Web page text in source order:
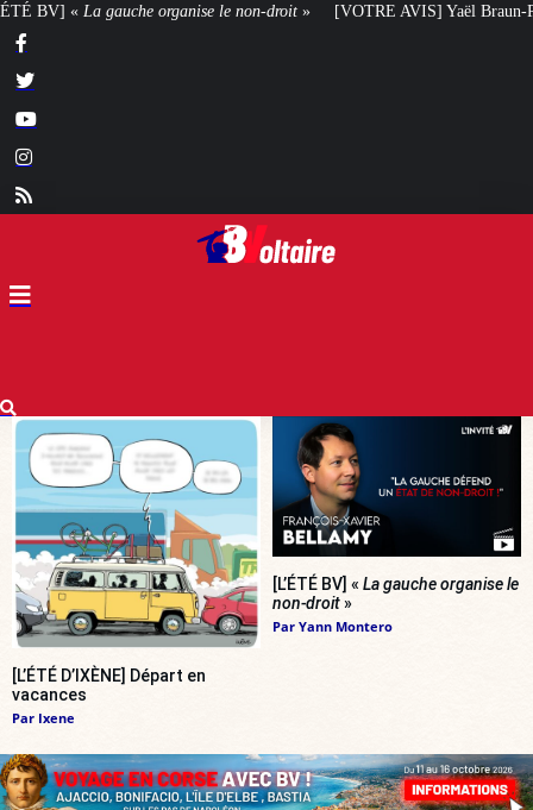
droit» [VOTRE AVIS] Yaël Braun-Pivet doit-elle renoncer à son projet
[L’ÉTÉ D’IXÈNE] Départ en
vacances
Par Ixene
[L’ÉTÉ BV] « La gauche organise le
non-droit»
Par Yann Montero